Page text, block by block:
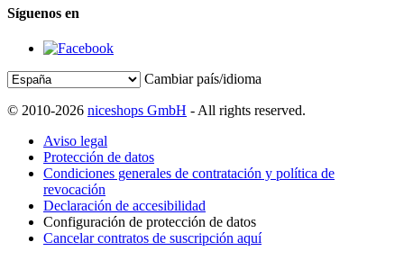
Síguenos en
Cambiar país/idioma
© 2010-2026 niceshops GmbH - All rights reserved.
Aviso legal
Protección de datos
Condiciones generales de contratación y política de
revocación
Declaración de accesibilidad
Configuración de protección de datos
Cancelar contratos de suscripción aquí